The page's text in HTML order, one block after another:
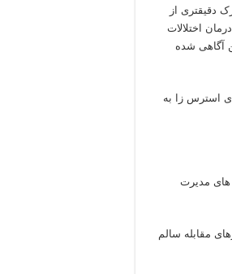
دقیقتری از
اختلالات
آگاهی شده
استرس زا به
های مدیرت
مقابله سالم